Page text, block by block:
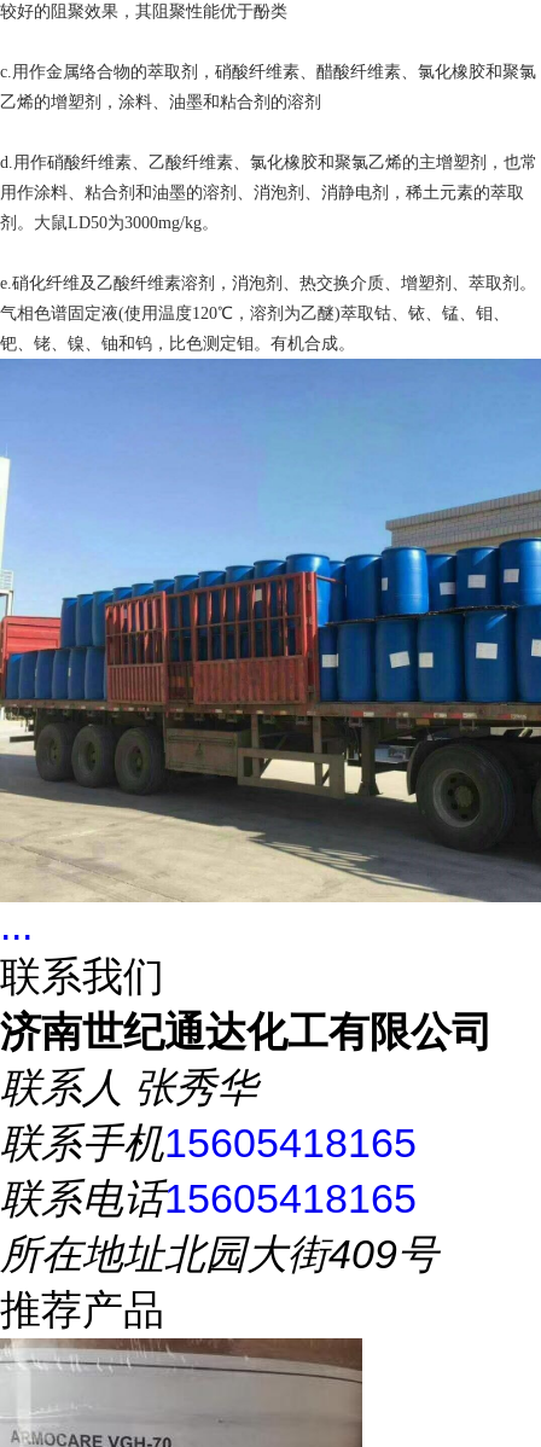
较好的阻聚效果，其阻聚性能优于酚类
c.用作金属络合物的萃取剂，硝酸纤维素、醋酸纤维素、氯化橡胶和聚氯
乙烯的增塑剂，涂料、油墨和粘合剂的溶剂
d.用作硝酸纤维素、乙酸纤维素、氯化橡胶和聚氯乙烯的主增塑剂，也常
用作涂料、粘合剂和油墨的溶剂、消泡剂、消静电剂，稀土元素的萃取
剂。大鼠LD50为3000mg/kg。
e.硝化纤维及乙酸纤维素溶剂，消泡剂、热交换介质、增塑剂、萃取剂。
气相色谱固定液(使用温度120℃，溶剂为乙醚)萃取钴、铱、锰、钼、
钯、铑、镍、铀和钨，比色测定钼。有机合成。
...
联系我们
济南世纪通达化工有限公司
联系人 张秀华
联系手机15605418165
联系电话15605418165
所在地址北园大街409号
推荐产品